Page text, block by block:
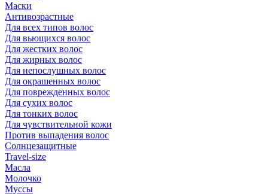
Маски
Антивозрастные
Для всех типов волос
Для вьющихся волос
Для жестких волос
Для жирных волос
Для непослушных волос
Для окрашенных волос
Для поврежденных волос
Для сухих волос
Для тонких волос
Для чувствительной кожи
Против выпадения волос
Солнцезащитные
Travel-size
Масла
Молочко
Муссы